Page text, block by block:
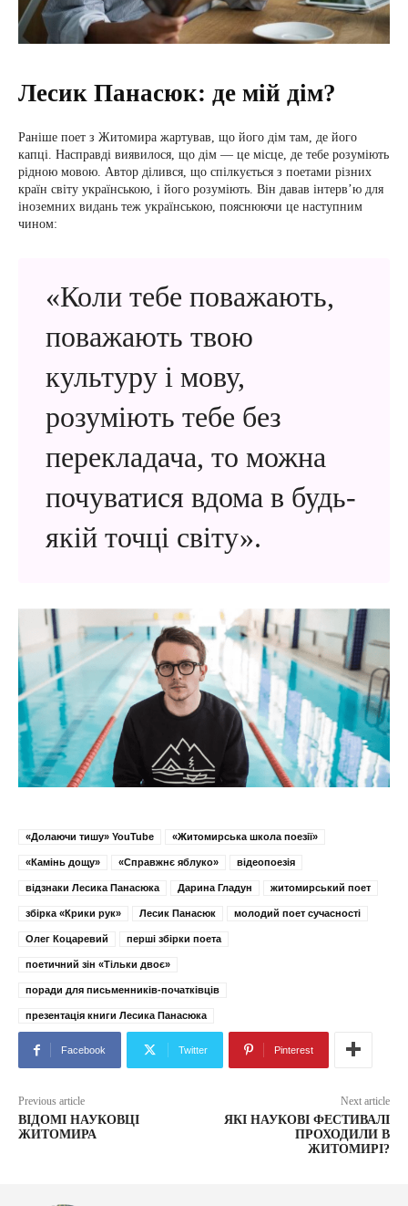
Лесик Панасюк: де мій дім?
Раніше поет з Житомира жартував, що його дім там, де його
капці. Насправді виявилося, що дім — це місце, де тебе розуміють
рідною мовою. Автор ділився, що спілкується з поетами різних
країн світу українською, і його розуміють. Він давав інтерв’ю для
іноземних видань теж українською, пояснюючи це наступним
чином:
«Коли тебе поважають,
поважають твою
культуру і мову,
розуміють тебе без
перекладача, то можна
почуватися вдома в будь-
якій точці світу».
«Долаючи тишу» YouTube «Житомирська школа поезії»
«Камінь дощу» «Справжнє яблуко» відеопоезія
відзнаки Лесика Панасюка Дарина Гладун житомирський поет
збірка «Крики рук» Лесик Панасюк молодий поет сучасності
Олег Коцаревий перші збірки поета
поетичний зін «Тільки двоє»
поради для письменників-початківців
презентація книги Лесика Панасюка
Facebook Twitter Pinterest
Previous article
ВІДОМІ НАУКОВЦІ
ЖИТОМИРА
Next article
ЯКІ НАУКОВІ ФЕСТИВАЛІ
ПРОХОДИЛИ В
ЖИТОМИРІ?